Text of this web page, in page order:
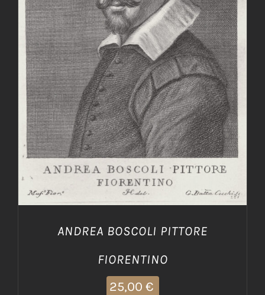
AGGIUNGI AL CARRELLO / DETTAGLI
ANDREA BOSCOLI PITTORE
FIORENTINO
25,00 €